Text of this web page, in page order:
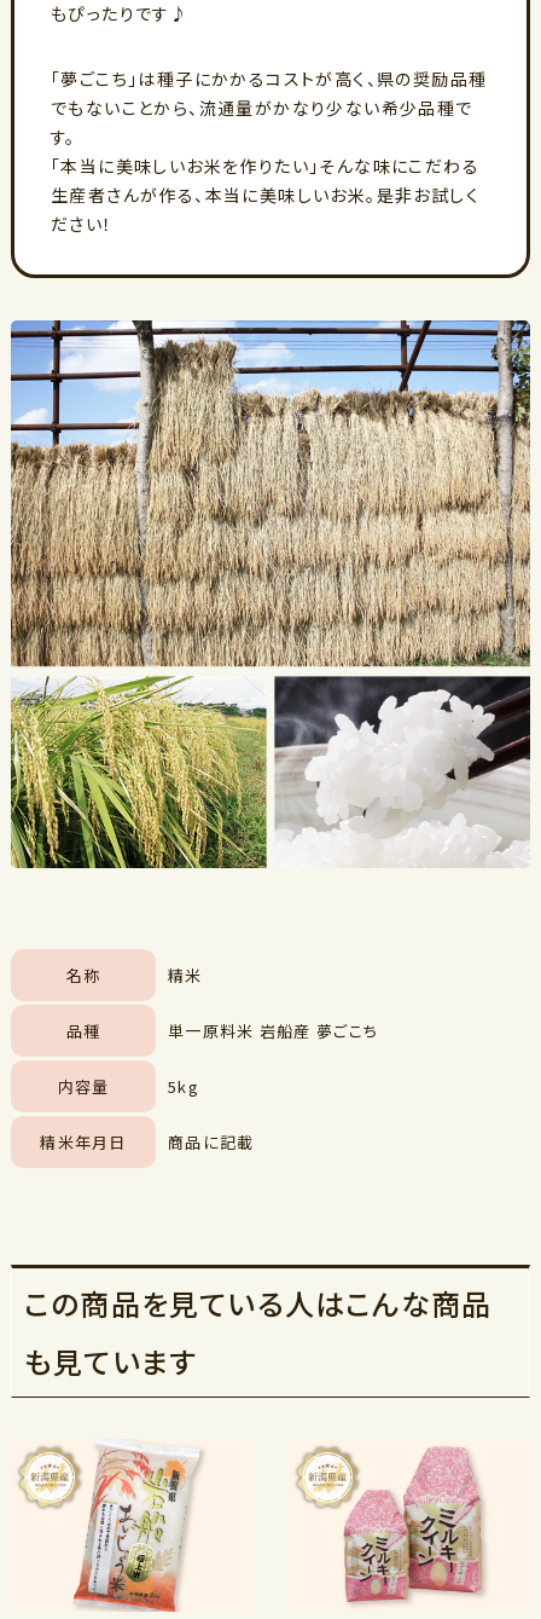
もぴったりです♪
「夢ごこち」は種子にかかるコストが高く、県の奨励品種
でもないことから、流通量がかなり少ない希少品種で
す。
「本当に美味しいお米を作りたい」そんな味にこだわる
生産者さんが作る、本当に美味しいお米。是非お試しく
ださい！
名称 精米
品種 単一原料米 岩船産 夢ごこち
内容量 5kg
精米年月日 商品に記載
この商品を見ている人はこんな商品
も見ています